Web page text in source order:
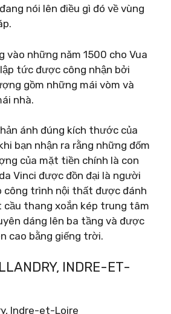
nói lên điều gì đó về vùng
vào những năm 1500 cho Vua
tức được công nhận bởi
gồm những mái vòm và
nhà.
ánh đúng kích thước của
bạn nhận ra rằng những đốm
của mặt tiền chính là con
Vinci được đồn đại là người
công trình nội thất được đánh
cầu thang xoắn kép trung tâm
dáng lên ba tầng và được
cao bằng giếng trời.
INDRE-ET-